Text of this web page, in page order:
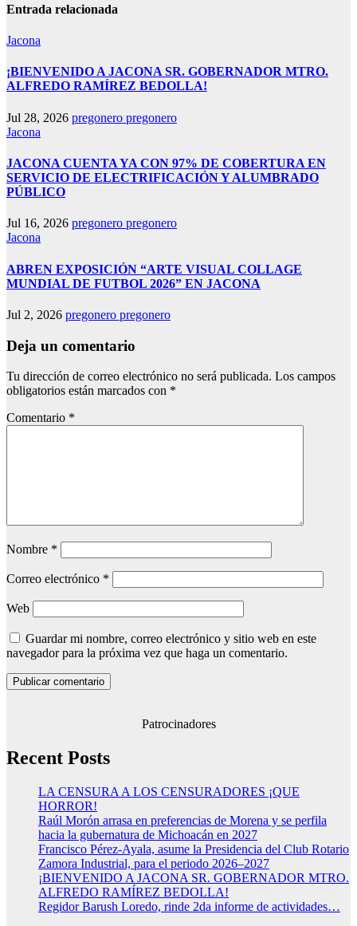
Entrada relacionada
Jacona
¡BIENVENIDO A JACONA SR. GOBERNADOR MTRO.
ALFREDO RAMÍREZ BEDOLLA!
Jul 28, 2026 pregonero pregonero
Jacona
JACONA CUENTA YA CON 97% DE COBERTURA EN
SERVICIO DE ELECTRIFICACIÓN Y ALUMBRADO
PÚBLICO
Jul 16, 2026 pregonero pregonero
Jacona
ABREN EXPOSICIÓN “ARTE VISUAL COLLAGE
MUNDIAL DE FUTBOL 2026” EN JACONA
Jul 2, 2026 pregonero pregonero
Deja un comentario
Tu dirección de correo electrónico no será publicada. Los campos
obligatorios están marcados con *
Comentario *
Nombre *
Correo electrónico *
Web
Guardar mi nombre, correo electrónico y sitio web en este
navegador para la próxima vez que haga un comentario.
Patrocinadores
Recent Posts
LA CENSURA A LOS CENSURADORES ¡QUE
HORROR!
Raúl Morón arrasa en preferencias de Morena y se perfila
hacia la gubernatura de Michoacán en 2027
Francisco Pérez-Ayala, asume la Presidencia del Club Rotario
Zamora Industrial, para el periodo 2026–2027
¡BIENVENIDO A JACONA SR. GOBERNADOR MTRO.
ALFREDO RAMÍREZ BEDOLLA!
Regidor Barush Loredo, rinde 2da informe de actividades…